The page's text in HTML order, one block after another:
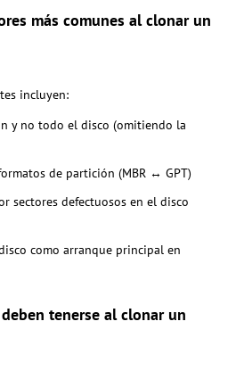
más comunes al clonar un
incluyen:
y no todo el disco (omitiendo la
de partición (MBR ↔ GPT)
sectores defectuosos en el disco
como arranque principal en
tenerse al clonar un